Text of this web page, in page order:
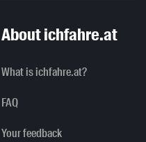
About ichfahre.at
What is ichfahre.at?
FAQ
Your feedback